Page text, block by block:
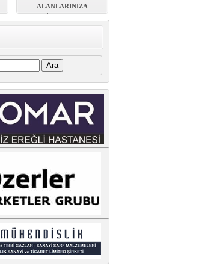
ALANLARINIZA
DEĞER KATIYORUZ”